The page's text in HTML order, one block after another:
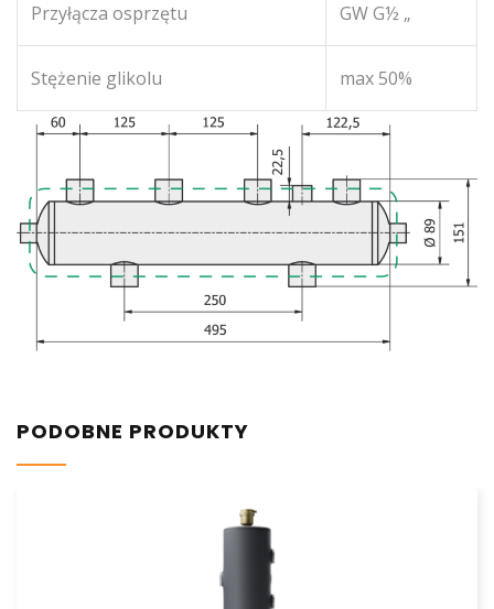
Przyłącza osprzętu GW G½ „
Stężenie glikolu max 50%
PODOBNE PRODUKTY